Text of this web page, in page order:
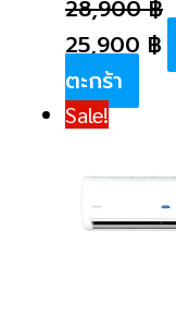
28,900฿
25,900 ฿
ตะกร้า
Sale!